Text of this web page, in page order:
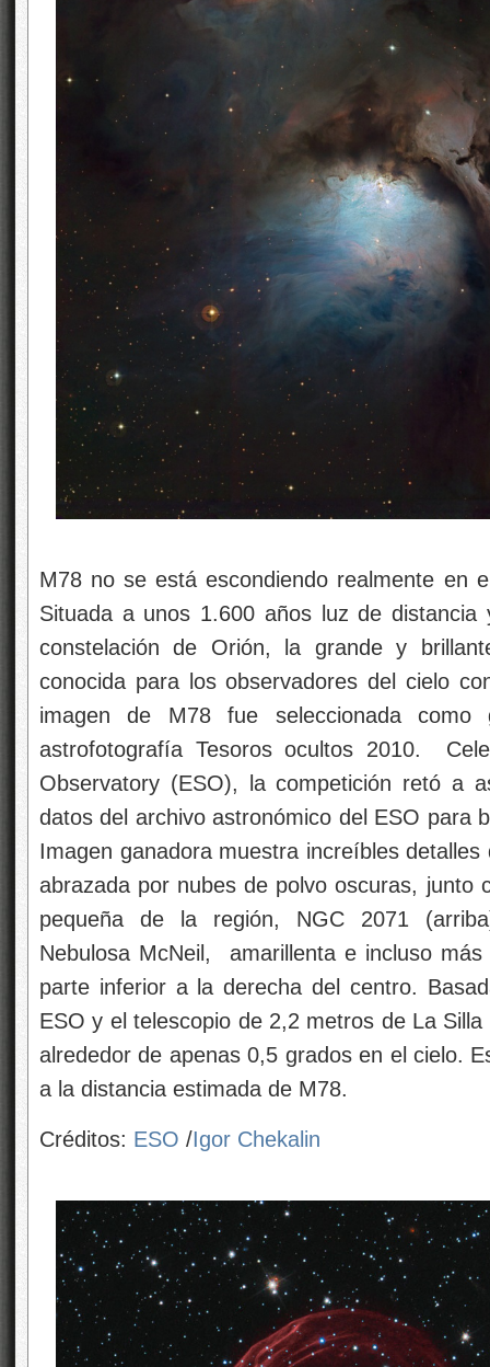
M78 no se está escondiendo realmente en
Situada a unos 1.600 años luz de
constelación de Orión, la grande y
conocida para los observadores del cielo
imagen de M78 fue seleccionada como
astrofotografía Tesoros ocultos 2010.
Observatory (ESO), la competición retó a
datos del archivo astronómico del ESO para
Imagen ganadora muestra increíbles
abrazada por nubes de polvo oscuras, junto
pequeña de la región, NGC 2071
Nebulosa McNeil, amarillenta e incluso
parte inferior a la derecha del centro.
ESO y el telescopio de 2,2 metros de La
alrededor de apenas 0,5 grados en el cielo.
a la distancia estimada de M78.
Créditos: ESO /Igor Chekalin